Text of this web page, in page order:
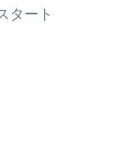
タート